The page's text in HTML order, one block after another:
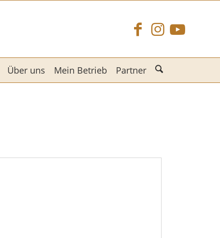
Über uns Mein Betrieb Partner